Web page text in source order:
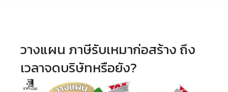
วางแผน ภาษีรับเหมาก่อสร้าง ถึง
เวลาจดบริษัทหรือยัง?